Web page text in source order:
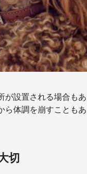
設置される場合も
ら体調を崩すことも
切